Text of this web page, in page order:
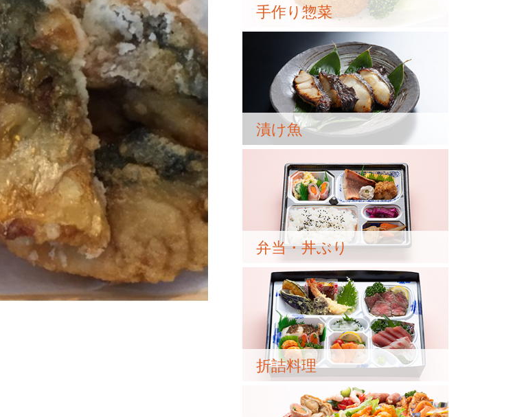
手作り惣菜
漬け魚
弁当・丼ぶり
折詰料理